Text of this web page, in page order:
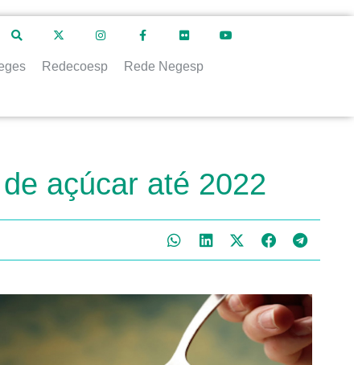
Redecoesp Rede Negesp
açúcar até 2022